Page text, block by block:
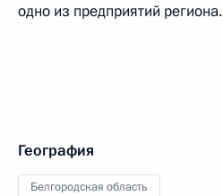
одно из предприятий региона.
География
Белгородская область